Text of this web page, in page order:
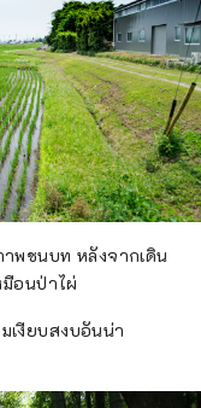
พชนบท หลังจากเดิน
มือนป่าไผ่
งียบสงบอันน่า